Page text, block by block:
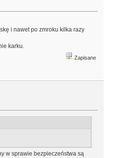
i nawet po zmroku kilka razy
karku.
Zapisane
w sprawie bezpieczeństwa są